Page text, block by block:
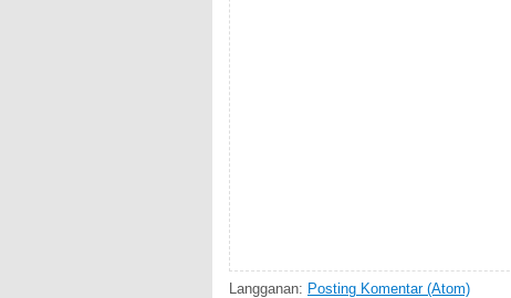
Langganan: Posting Komentar (Atom)